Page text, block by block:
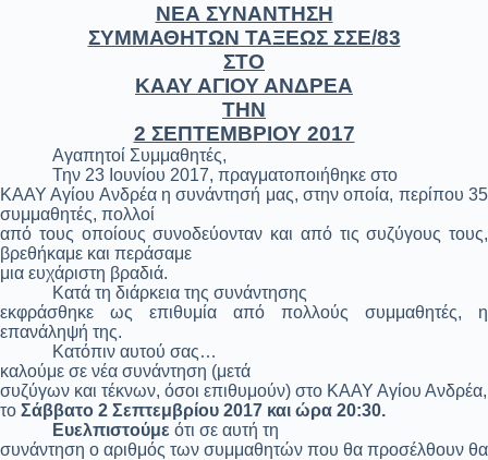
ΝΕΑ ΣΥΝΑΝΤΗΣΗ
ΣΥΜΜΑΘΗΤΩΝ ΤΑΞΕΩΣ ΣΣΕ/83
ΣΤΟ
ΚΑΑΥ ΑΓΙΟΥ ΑΝΔΡΕΑ
ΤΗΝ
2 ΣΕΠΤΕΜΒΡΙΟΥ 2017
Αγαπητοί Συμμαθητές,
Την 23 Ιουνίου 2017, πραγματοποιήθηκε στο
ΚΑΑΥ Αγίου Ανδρέα η συνάντησή μας, στην οποία, περίπου 35
συμμαθητές, πολλοί
από τους οποίους συνοδεύονταν και από τις συζύγους τους,
βρεθήκαμε και περάσαμε
μια ευχάριστη βραδιά.
Κατά τη διάρκεια της συνάντησης
εκφράσθηκε ως επιθυμία από πολλούς συμμαθητές, η
επανάληψή της.
Κατόπιν αυτού σας…
καλούμε σε νέα συνάντηση (μετά
συζύγων και τέκνων, όσοι επιθυμούν) στο ΚΑΑΥ Αγίου Ανδρέα,
το Σάββατο 2 Σεπτεμβρίου 2017 και ώρα 20:30.
Ευελπιστούμε ότι σε αυτή τη
συνάντηση ο αριθμός των συμμαθητών που θα προσέλθουν θα